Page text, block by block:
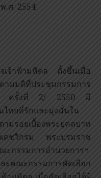
.ศ. 2554
เจ้าฟ้ามหิดล ตั้งขึ้นเมื่อ
มมติที่ประชุมกรรมการ
ลฯ ครั้งที่ 2/ 2550 มี
ไทยที่รักและมุ่งมั่นใน
รอยเบื้องพระยุคลบาท
ดชวิกรม พระบรมราช
กรรมการอำนวยการฯ
คณะกรรมการคัดเลือก